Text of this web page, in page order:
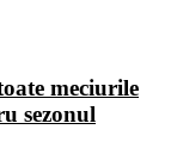
meciurile
sezonul